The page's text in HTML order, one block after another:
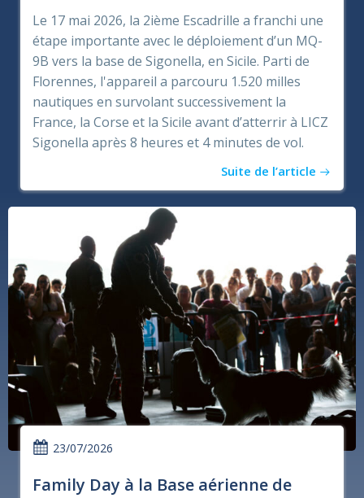
Le 17 mai 2026, la 2ième Escadrille a franchi une
étape importante avec le déploiement d’un MQ-
9B vers la base de Sigonella, en Sicile. Parti de
Florennes, l'appareil a parcouru 1.520 milles
nautiques en survolant successivement la
France, la Corse et la Sicile avant d’atterrir à LICZ
Sigonella après 8 heures et 4 minutes de vol.
Suite de l’article
23/07/2026
Family Day à la Base aérienne de